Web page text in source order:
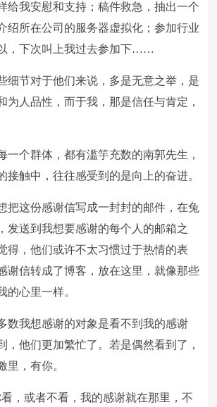
给我安慰和支持；稿件救急，抽出一个
绍所在公司的服务器虚拟化；参加行业
，下次叫上我过去参加下……
细节对于他们来说，多是无意之举，是
为人品性，而于我，那是信任与肯定，
一个群体，都有滥竽充数的南郭先生，
接触中，往往感受到的是向上的奋进。
把这份感谢信写成一封封的邮件，在兔
发送到我想要感谢的每个人的邮箱之
得，他们或许不太习惯过于热情的表
谢信转成了博客，放在这里，就像那些
的心里一样。
数我想感谢的对象是看不到我的感谢
，他们更加繁忙了。若是偶然看到了，
里，有你。
，或者不看，我的感谢就在那里，不